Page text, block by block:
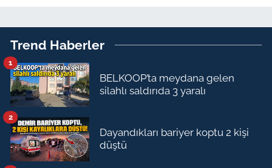
Trend Haberler
BELKOOP’ta meydana gelen
silahlı saldırıda 3 yaralı
1
Dayandıkları bariyer koptu 2 kişi
düştü
2